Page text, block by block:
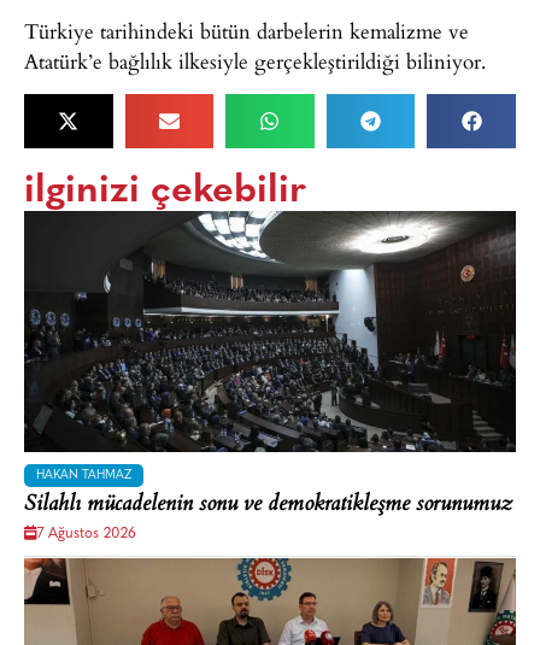
Türkiye tarihindeki bütün darbelerin kemalizme ve
Atatürk’e bağlılık ilkesiyle gerçekleştirildiği biliniyor.
ilginizi çekebilir
HAKAN TAHMAZ
Silahlı mücadelenin sonu ve demokratikleşme sorunumuz
7 Ağustos 2026